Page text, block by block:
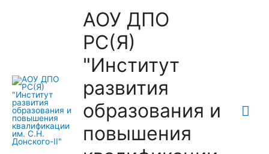
АОУ ДПО
РС(Я)
"Институт
развития
образования и
повышения